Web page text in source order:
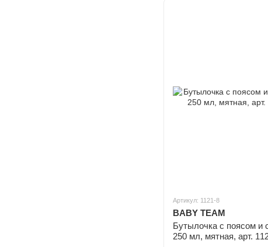
Артикул: 1121-8
BABY TEAM
Бутылочка с поясом и
250 мл, мятная, арт.